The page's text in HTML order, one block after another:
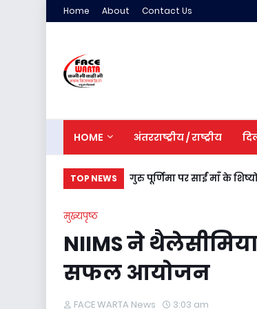
Home About Contact Us
HOME अंतरराष्ट्रीय / राष्ट्रीय
TOP NEWS गुरु पूर्णिमा पर साईं माँ के
मुख्यपृष्ठ
NIIMS ने थैलेसीमिया
सफल आयोजन
FACE WARTA News 3:03 am